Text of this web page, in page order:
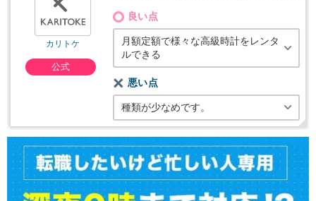
カリトケ
公式
良い点
月額定額で様々な高級時計をレンタ
ルできる
悪い点
種類が少なめです。